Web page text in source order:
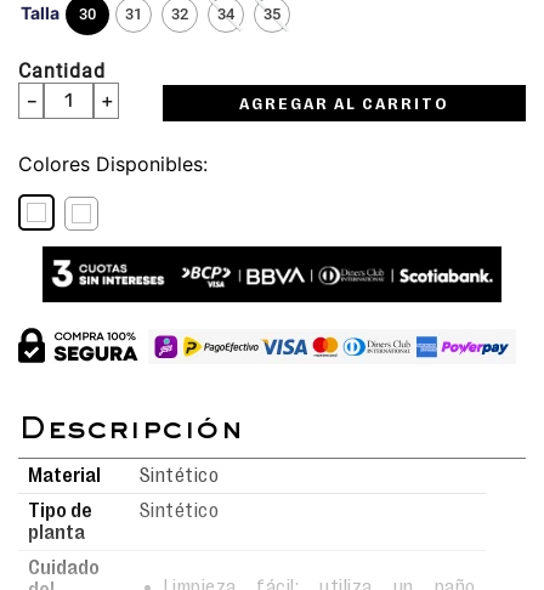
Talla 30 31 32 34 35
Cantidad
＋
－ AGREGAR AL CARRITO
Colores
Material
Sintético
Tipo de
planta
Sintético
Cuidado